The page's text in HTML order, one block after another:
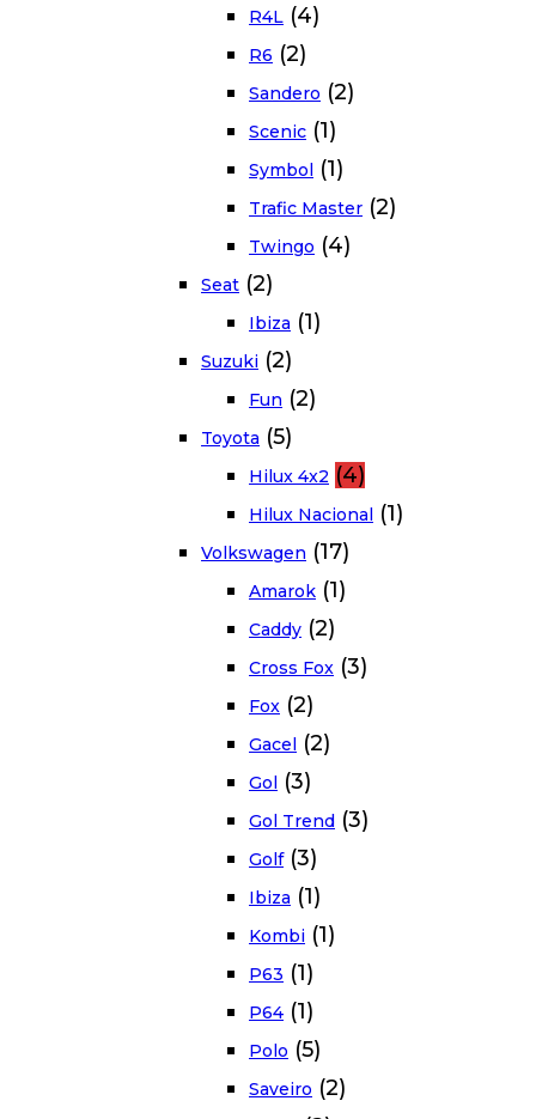
R4L (4)
R6 (2)
Sandero (2)
Scenic (1)
Symbol (1)
Trafic Master (2)
Twingo (4)
Seat (2)
Ibiza (1)
Suzuki (2)
Fun (2)
Toyota (5)
Hilux 4x2 (4)
Hilux Nacional (1)
Volkswagen (17)
Amarok (1)
Caddy (2)
Cross Fox (3)
Fox (2)
Gacel (2)
Gol (3)
Gol Trend (3)
Golf (3)
Ibiza (1)
Kombi (1)
P63 (1)
P64 (1)
Polo (5)
Saveiro (2)